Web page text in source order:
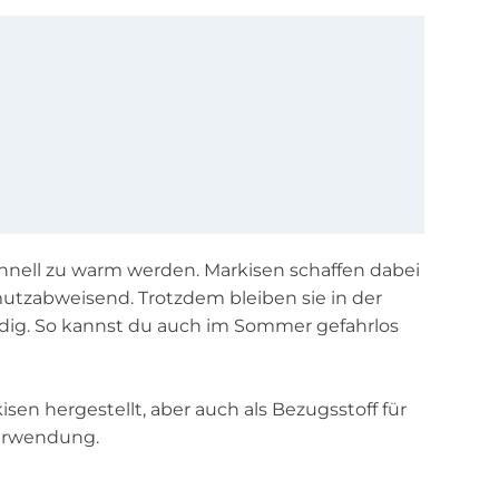
zu warm werden. Markisen schaffen dabei
Trotzdem bleiben sie in der
So kannst du auch im Sommer gefahrlos
hergestellt, aber auch als Bezugsstoff für